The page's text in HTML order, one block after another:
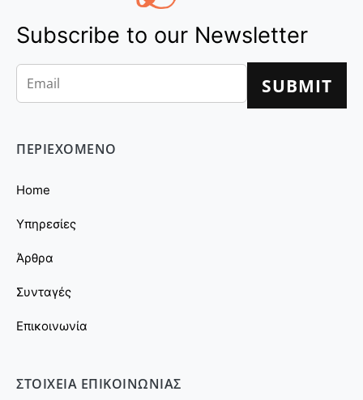
Subscribe to our Newsletter
ΠΕΡΙΕΧΟΜΕΝΟ
Home
Υπηρεσίες
Άρθρα
Συνταγές
Επικοινωνία
ΣΤΟΙΧΕΙΑ ΕΠΙΚΟΙΝΩΝΙΑΣ